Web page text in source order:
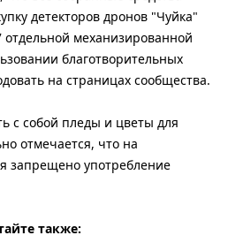
детекторов дронов "Чуйка"
механизированной
благотворительных
на страницах сообщества.
с собой пледы и цветы для
отмечается, что на
запрещено употребление
также: